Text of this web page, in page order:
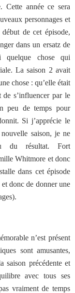
Cette année ce sera
personnages et
de cet épisode,
dans un ersatz de
quelque chose qui
La saison 2 avait
chose : qu’elle était
de s’influencer par le
peu de temps pour
Si j’apprécie le
saison, je ne
du résultat. Fort
Whitmore et donc
dans cet épisode
et donc de donner une
n’est présent
sont amusantes,
saison précédente et
avec tous ses
vraiment de temps